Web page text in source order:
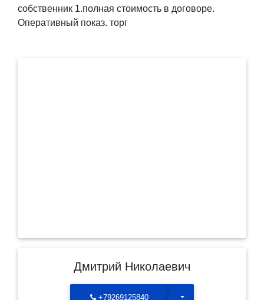
собственник 1.полная стоимость в договоре.
Оперативный показ. торг
Дмитрий Николаевич
+79269125840 Toggle Dropdown